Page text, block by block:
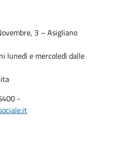
3 – Asigliano
lunedì e mercoledì dalle
-